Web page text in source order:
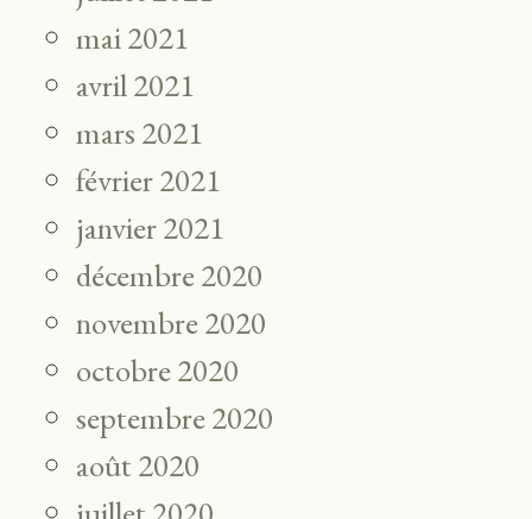
mai 2021
avril 2021
mars 2021
février 2021
janvier 2021
décembre 2020
novembre 2020
octobre 2020
septembre 2020
août 2020